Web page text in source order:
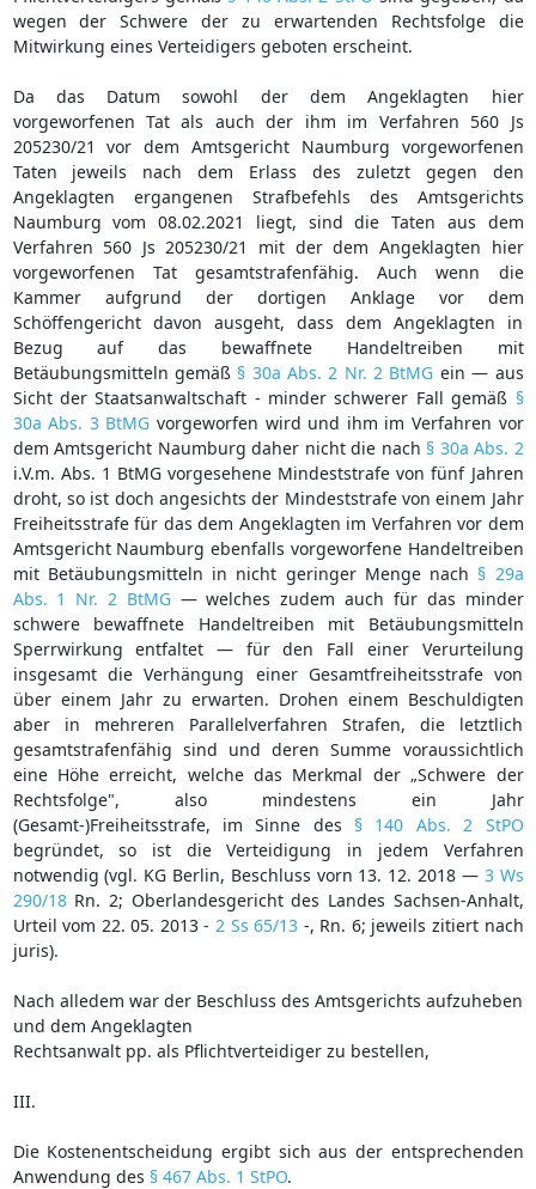
wegen der Schwere der zu erwartenden Rechtsfolge die
Mitwirkung eines Verteidigers geboten erscheint.
Da das Datum sowohl der dem Angeklagten hier
vorgeworfenen Tat als auch der ihm im Verfahren 560 Js
205230/21 vor dem Amtsgericht Naumburg vorgeworfenen
Taten jeweils nach dem Erlass des zuletzt gegen den
Angeklagten ergangenen Strafbefehls des Amtsgerichts
Naumburg vom 08.02.2021 liegt, sind die Taten aus dem
Verfahren 560 Js 205230/21 mit der dem Angeklagten hier
vorgeworfenen Tat gesamtstrafenfähig. Auch wenn die
Kammer aufgrund der dortigen Anklage vor dem
Schöffengericht davon ausgeht, dass dem Angeklagten in
Bezug auf das bewaffnete Handeltreiben mit
Betäubungsmitteln gemäß § 30a Abs. 2 Nr. 2 BtMG ein — aus
Sicht der Staatsanwaltschaft - minder schwerer Fall gemäß §
30a Abs. 3 BtMG vorgeworfen wird und ihm im Verfahren vor
dem Amtsgericht Naumburg daher nicht die nach § 30a Abs. 2
i.V.m. Abs. 1 BtMG vorgesehene Mindeststrafe von fünf Jahren
droht, so ist doch angesichts der Mindeststrafe von einem Jahr
Freiheitsstrafe für das dem Angeklagten im Verfahren vor dem
Amtsgericht Naumburg ebenfalls vorgeworfene Handeltreiben
mit Betäubungsmitteln in nicht geringer Menge nach § 29a
Abs. 1 Nr. 2 BtMG— welches zudem auch für das minder
schwere bewaffnete Handeltreiben mit Betäubungsmitteln
Sperrwirkung entfaltet — für den Fall einer Verurteilung
insgesamt die Verhängung einer Gesamtfreiheitsstrafe von
über einem Jahr zu erwarten. Drohen einem Beschuldigten
aber in mehreren Parallelverfahren Strafen, die letztlich
gesamtstrafenfähig sind und deren Summe voraussichtlich
eine Höhe erreicht, welche das Merkmal der „Schwere der
Rechtsfolge", also mindestens ein Jahr
(Gesamt-)Freiheitsstrafe, im Sinne des § 140 Abs. 2 StPO
begründet, so ist die Verteidigung in jedem Verfahren
notwendig (vgl. KG Berlin, Beschluss vorn 13. 12. 2018 — 3 Ws
290/18Rn. 2; Oberlandesgericht des Landes Sachsen-Anhalt,
Urteil vom 22. 05. 2013 - 2 Ss 65/13 -, Rn. 6; jeweils zitiert nach
juris).
Nach alledem war der Beschluss des Amtsgerichts aufzuheben
und dem Angeklagten
Rechtsanwalt pp. als Pflichtverteidiger zu bestellen,
III.
Die Kostenentscheidung ergibt sich aus der entsprechenden
Anwendung des § 467 Abs. 1 StPO.